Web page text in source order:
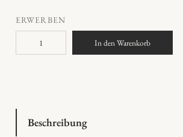
ERWERBEN
e
t
In den Warenkorb
Beschreibung